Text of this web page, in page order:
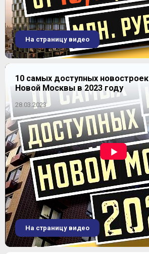
На страницу видео
10 самых доступных новостроек
Новой Москвы в 2023 году
28.03.2023
На страницу видео